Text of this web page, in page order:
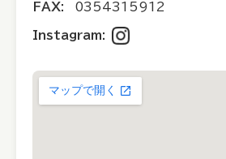
FAX: 0354315912
Instagram: